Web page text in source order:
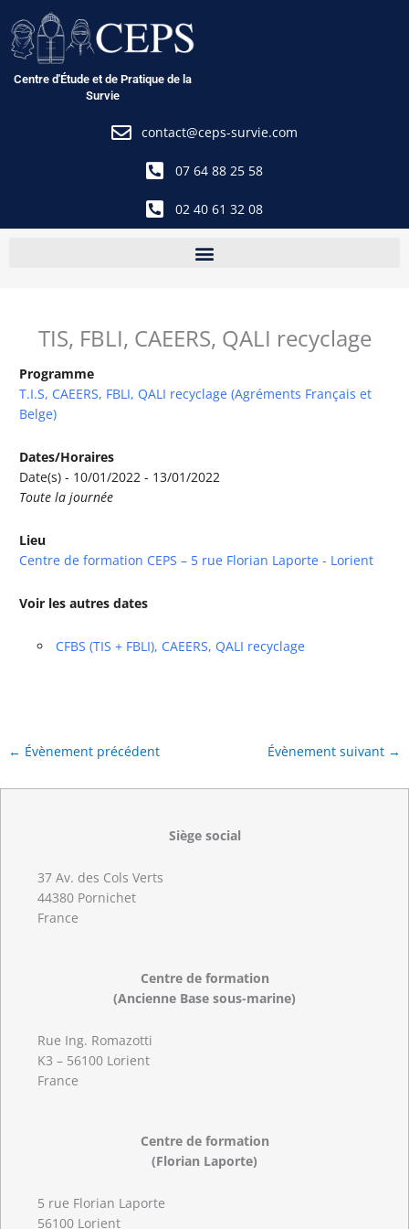
au
contenu
Centre d'Étude et de Pratique de la
Survie
contact@ceps-survie.com
07 64 88 25 58
02 40 61 32 08
TIS, FBLI, CAEERS, QALI recyclage
Programme
T.I.S, CAEERS, FBLI, QALI recyclage (Agréments Français et
Belge)
Dates/Horaires
Date(s) - 10/01/2022 - 13/01/2022
Toute la journée
Lieu
Centre de formation CEPS – 5 rue Florian Laporte - Lorient
Voir les autres dates
CFBS (TIS + FBLI), CAEERS, QALI recyclage
← Évènement précédent Évènement suivant →
Siège social
37 Av. des Cols Verts
44380 Pornichet
France
Centre de formation
(Ancienne Base sous-marine)
Rue Ing. Romazotti
K3 – 56100 Lorient
France
Centre de formation
(Florian Laporte)
5 rue Florian Laporte
56100 Lorient